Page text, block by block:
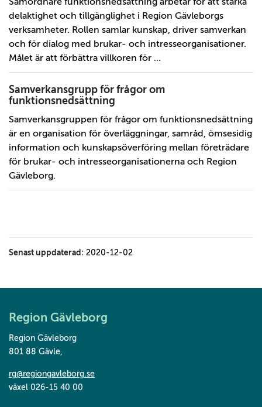
delaktighet och tillgänglighet i Region Gävleborgs
verksamheter. Rollen samlar kunskap, driver samverkan
och för dialog med brukar- och intresseorganisationer.
Målet är att förbättra villkoren för ...
Samverkansgrupp för frågor om
funktionsnedsättning
Samverkansgruppen för frågor om funktionsnedsättning
är en organisation för överläggningar, samråd, ömsesidig
information och kunskapsöverföring mellan företrädare
för brukar- och intresseorganisationerna och Region
Gävleborg.
Senast uppdaterad: 2020-12-02
Region Gävleborg
Region Gävleborg
801 88 Gävle,
rg@regiongavleborg.se
växel 026-15 40 00